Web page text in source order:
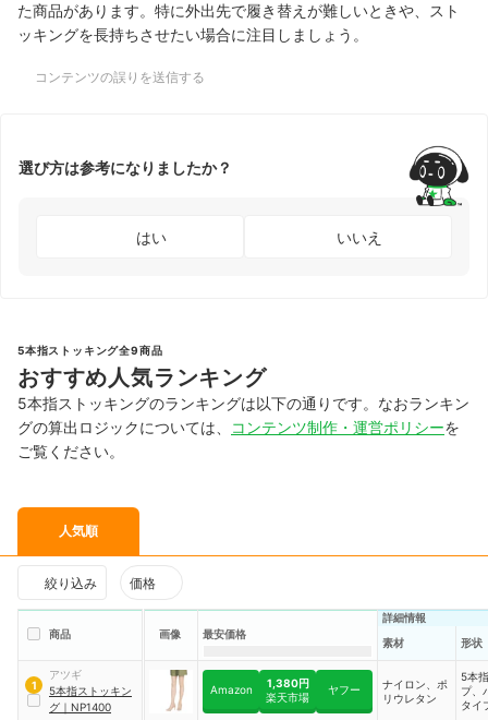
た商品があります。特に外出先で履き替えが難しいときや、スト
ッキングを長持ちさせたい場合に注目しましょう。
コンテンツの誤りを送信する
選び方は参考になりましたか？
はい いいえ
5本指ストッキング全9商品
おすすめ人気ランキング
5本指ストッキングのランキングは以下の通りです。なおランキン
グの算出ロジックについては、
コンテンツ制作・運営ポリシーを
ご覧ください。
人気順
絞り込み 価格
商品 画像 最安価格
詳細情報
素材
形状
1
アツギ
5本指ストッキン
グ ｜ NP1400
Amazon
1,380円
楽天市場
ヤフー
ナイロン、ポ
リウレタン
5本
プ、
タイ